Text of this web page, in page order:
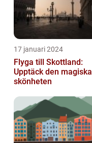
17 januari 2024
Flyga till Skottland:
Upptäck den magiska
skönheten